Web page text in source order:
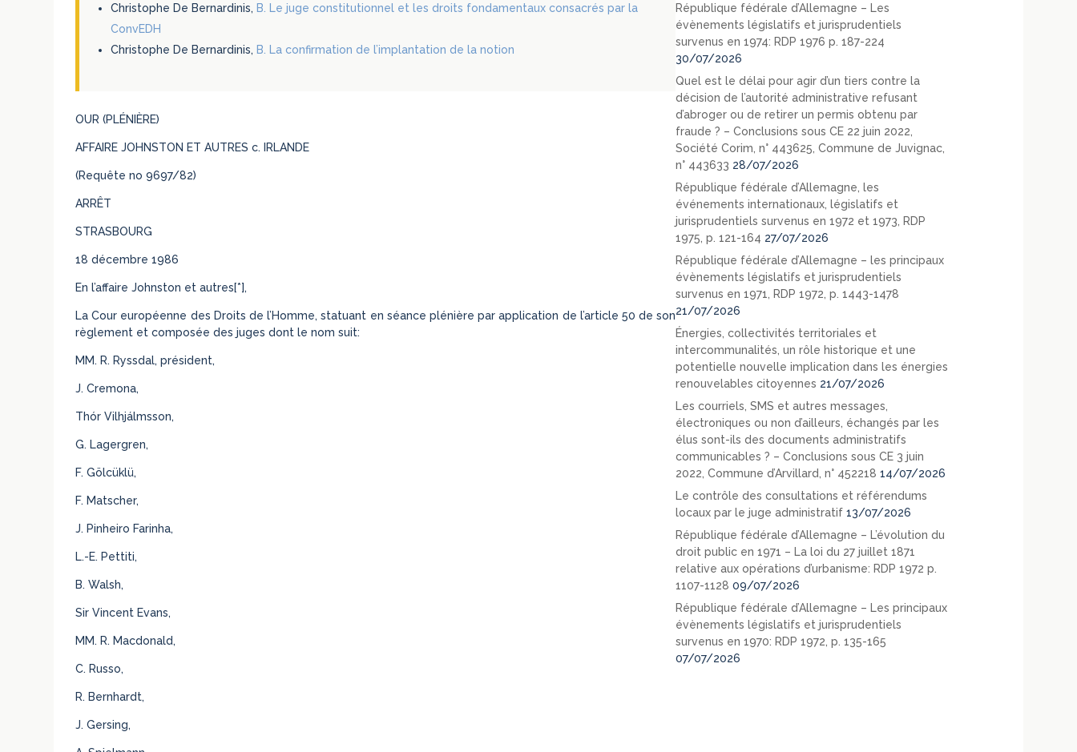
Christophe De Bernardinis,B. Le juge constitutionnel et les droits fondamentaux consacrés par la
ConvEDH
Christophe De Bernardinis,B. La confirmation de l’implantation de la notion
OUR (PLÉNIÈRE)
AFFAIRE JOHNSTON ET AUTRES c. IRLANDE
(Requête no 9697/82)
ARRÊT
STRASBOURG
18 décembre 1986
En l’affaire Johnston et autres[*],
La Cour européenne des Droits de l’Homme, statuant en séance plénière par application de l’article 50 de son
règlement et composée des juges dont le nom suit:
MM. R. Ryssdal, président,
J. Cremona,
Thór Vilhjálmsson,
G. Lagergren,
F. Gölcüklü,
F. Matscher,
J. Pinheiro Farinha,
L.-E. Pettiti,
B. Walsh,
Sir Vincent Evans,
MM. R. Macdonald,
C. Russo,
R. Bernhardt,
J. Gersing,
République fédérale d’Allemagne – Les
évènements législatifs et jurisprudentiels
survenus en 1974: RDP 1976 p. 187-224
30/07/2026
Quel est le délai pour agir d’un tiers contre la
décision de l’autorité administrative refusant
d’abroger ou de retirer un permis obtenu par
fraude ? – Conclusions sous CE 22 juin 2022,
Société Corim, n° 443625, Commune de Juvignac,
n° 443633 28/07/2026
République fédérale d’Allemagne, les
événements internationaux, législatifs et
jurisprudentiels survenus en 1972 et 1973, RDP
1975, p. 121-164 27/07/2026
République fédérale d’Allemagne – les principaux
évènements législatifs et jurisprudentiels
survenus en 1971, RDP 1972, p. 1443-1478
21/07/2026
Énergies, collectivités territoriales et
intercommunalités, un rôle historique et une
potentielle nouvelle implication dans les énergies
renouvelables citoyennes 21/07/2026
Les courriels, SMS et autres messages,
électroniques ou non d’ailleurs, échangés par les
élus sont-ils des documents administratifs
communicables ? – Conclusions sous CE 3 juin
2022, Commune d’Arvillard, n° 452218 14/07/2026
Le contrôle des consultations et référendums
locaux par le juge administratif 13/07/2026
République fédérale d’Allemagne – L’évolution du
droit public en 1971 – La loi du 27 juillet 1871
relative aux opérations d’urbanisme: RDP 1972 p.
1107-1128 09/07/2026
République fédérale d’Allemagne – Les principaux
évènements législatifs et jurisprudentiels
survenus en 1970: RDP 1972, p. 135-165
07/07/2026